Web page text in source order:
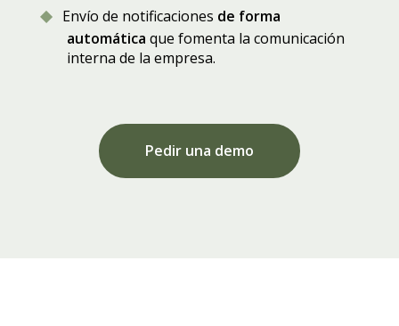
Envío de notificaciones de forma
automática que fomenta la comunicación
interna de la empresa.
Pedir una demo